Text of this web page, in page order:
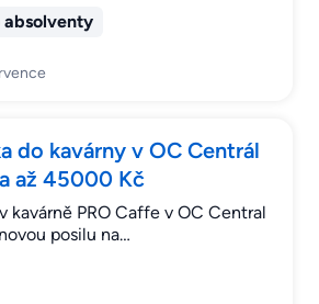
do kavárny v OC Centrál
až 45000 Kč
kavárně PRO Caffe v OC Central
posilu na…